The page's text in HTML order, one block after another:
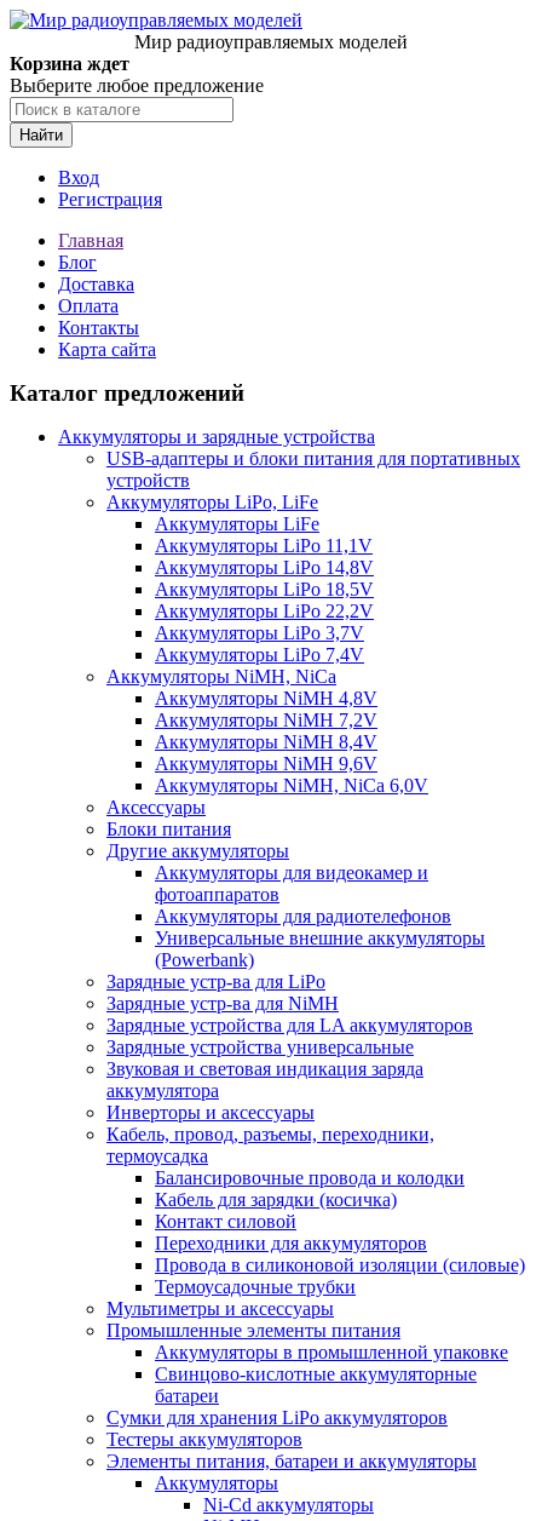
Мир радиоуправляемых моделей
Корзина ждет
Выберите любое предложение
Найти
Вход
Регистрация
Главная
Блог
Доставка
Оплата
Контакты
Карта сайта
Каталог предложений
Аккумуляторы и зарядные устройства
USB-адаптеры и блоки питания для портативных
устройств
Аккумуляторы LiPo, LiFe
Аккумуляторы LiFe
Аккумуляторы LiPo 11,1V
Аккумуляторы LiPo 14,8V
Аккумуляторы LiPo 18,5V
Аккумуляторы LiPo 22,2V
Аккумуляторы LiPo 3,7V
Аккумуляторы LiPo 7,4V
Аккумуляторы NiMH, NiCa
Аккумуляторы NiMH 4,8V
Аккумуляторы NiMH 7,2V
Аккумуляторы NiMH 8,4V
Аккумуляторы NiMH 9,6V
Аккумуляторы NiMH, NiCa 6,0V
Аксессуары
Блоки питания
Другие аккумуляторы
Аккумуляторы для видеокамер и
фотоаппаратов
Аккумуляторы для радиотелефонов
Универсальные внешние аккумуляторы
(Powerbank)
Зарядные устр-ва для LiPo
Зарядные устр-ва для NiMH
Зарядные устройства для LA аккумуляторов
Зарядные устройства универсальные
Звуковая и световая индикация заряда
аккумулятора
Инверторы и аксессуары
Кабель, провод, разъемы, переходники,
термоусадка
Балансировочные провода и колодки
Кабель для зарядки (косичка)
Контакт силовой
Переходники для аккумуляторов
Провода в силиконовой изоляции (силовые)
Термоусадочные трубки
Мультиметры и аксессуары
Промышленные элементы питания
Аккумуляторы в промышленной упаковке
Свинцово-кислотные аккумуляторные
батареи
Сумки для хранения LiPo аккумуляторов
Тестеры аккумуляторов
Элементы питания, батареи и аккумуляторы
Аккумуляторы
Ni-Cd аккумуляторы